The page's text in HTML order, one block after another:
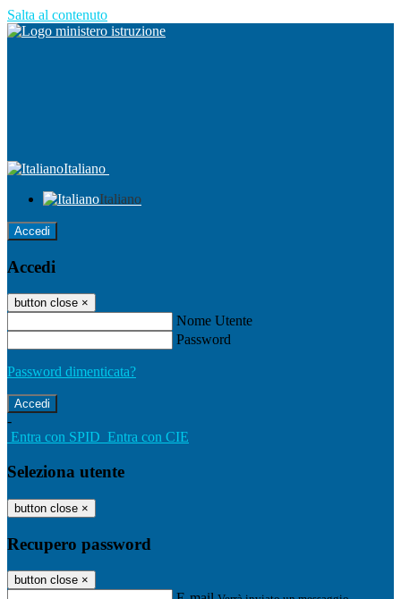
Salta al contenuto
Italiano
Italiano
Accedi
Accedi
button close ×
Nome Utente
Password
Password dimenticata?
-
Entra con SPID Entra con CIE
Seleziona utente
button close ×
Recupero password
button close ×